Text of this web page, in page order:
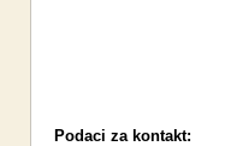
Podaci za kontakt: